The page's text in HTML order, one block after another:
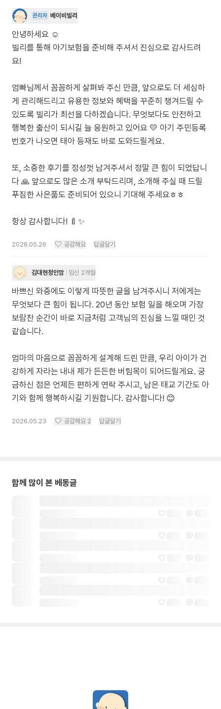
관리자 베이비빌리
안녕하세요 ☺️
빌리를 통해 아기보험을 준비해 주셔서 진심으로 감사드려
요!
엄빠님께서 꼼꼼하게 살펴봐 주신 만큼, 앞으로도 더 세심하
게 관리해드리고 유용한 정보와 혜택을 꾸준히 챙겨드릴 수
있도록 빌리가 최선을 다하겠습니다. 무엇보다도 안전하고
행복한 출산이 되시길 늘 응원하고 있어요 💛 아기 주민등록
번호가 나오면 태아 등재도 바로 도와드릴게요.
또, 소중한 후기를 정성껏 남겨주셔서 정말 큰 힘이 되었답니
다 🙏 앞으로도 많은 소개 부탁드리며, 소개해 주실 때 드릴
푸짐한 사은품도 준비되어 있으니 기대해 주세요ㅎㅎ
항상 감사합니다! 🍼✨
2026.05.26 공감해요 답글달기
김대현정인맘 임신 2개월
바쁘신 와중에도 이렇게 따뜻한 글을 남겨주시니 저에게는
무엇보다 큰 힘이 됩니다. 20년 동안 보험 일을 해오며 가장
보람찬 순간이 바로 지금처럼 고객님의 진심을 느낄 때인 것
같습니다.
엄마의 마음으로 꼼꼼하게 설계해 드린 만큼, 우리 아이가 건
강하게 자라는 내내 제가 든든한 버팀목이 되어드릴게요. 궁
금하신 점은 언제든 편하게 연락 주시고, 남은 태교 기간도 아
기와 함께 행복하시길 기원합니다. 감사합니다! 😊
2026.05.23 공감해요 2 답글달기
함께 많이 본 베동글